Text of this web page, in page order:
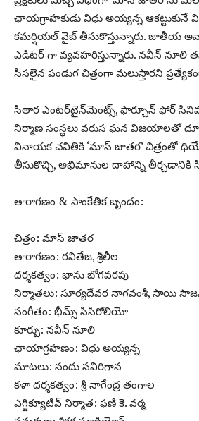
ఛాయగ్రాహకుడు విధు అయ్యన్న ఆకట్టుకునే
కమర్షియల్ వైబ్ తీసుకొస్తున్నారు. జాతీయ
ఎడిటర్ గా వ్యవహరిస్తున్నారు. నవీన్ నూలి
సిసలైన పండుగ చిత్రంగా మలుస్తారని
సితార ఎంటర్‌టైన్‌మెంట్స్‌, ఫార్చూన్‌ ఫోర్‌
నిర్మాణ సంస్థలు వరుస ఘన విజయాలతో
వినాయక చవితికి ‘మాస్ జాతర’ చిత్రంతో
తీసుకొచ్చి, అభిమానుల దాహాన్ని తీర్చడానికి
తారాగణం & సాంకేతిక బృందం:
చిత్రం: మాస్ జాతర
తారాగణం: రవితేజ, శ్రీలీల
దర్శకత్వం: భాను బోగవరపు
నిర్మాతలు: సూర్యదేవర నాగవంశీ, సాయి
సంగీతం: భీమ్స్ సిసిరోలియో
కూర్పు: నవీన్ నూలి
ఛాయాగ్రహణం: విధు అయ్యన్న
మాటలు: నందు సవిరిగాన
కళా దర్శకత్వం: శ్రీ నాగేంద్ర తంగాల
ఎగ్జిక్యూటివ్ నిర్మాత: ఫణి కె. వర్మ